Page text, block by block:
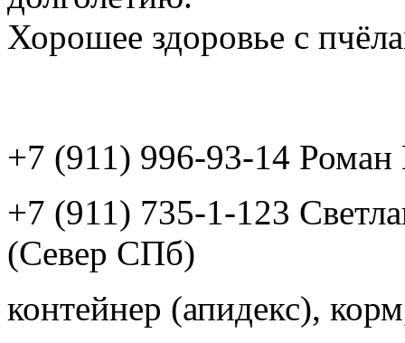
Хорошее здоровье с
+7 (911) 996-93-14
+7 (911) 735-1-123
(Север СПб)
контейнер (апидекс),